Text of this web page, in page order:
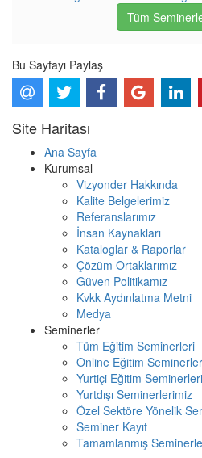
Tüm
Bu Sayfayı Paylaş
Site Haritası
Ana Sayfa
Kurumsal
Vizyonder Hakkında
Kalite Belgelerimiz
Referanslarımız
İnsan Kaynakları
Kataloglar & Raporlar
Çözüm Ortaklarımız
Güven Politikamız
Kvkk Aydınlatma Metni
Medya
Seminerler
Tüm Eğitim Seminerleri
Online Eğitim
Yurtiçi Eğitim Seminerleri
Yurtdışı Seminerlerimiz
Özel Sektöre Yönelik
Seminer Kayıt
Tamamlanmış